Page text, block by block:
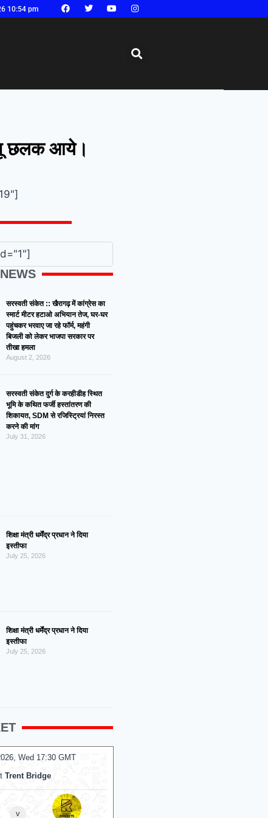
10:54 pm
छलक आये।
सरस्वती संकेत :: खैरागढ़ में कांग्रेस का
स्मार्ट मीटर हटाओ अभियान तेज, घर-घर
पहुंचकर भरवाए जा रहे फॉर्म, महंगी
बिजली को लेकर भाजपा सरकार पर
तीखा हमला
August 2, 2026
सरस्वती संकेत दुर्ग के करहीडीह स्थित
भूमि के कथित फर्जी हस्तांतरण की
शिकायत, SDM से रजिस्ट्रियां निरस्त
करने की मांग
July 31, 2026
शिक्षा मंत्री धर्मेंद्र प्रधान ने दिया
इस्तीफा
July 25, 2026
शिक्षा मंत्री धर्मेंद्र प्रधान ने दिया
इस्तीफा
July 25, 2026
Wed 17:30 GMT
Trent Bridge
v